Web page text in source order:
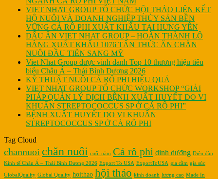
VIET NHAT GROUP TỔ CHỨC HỘI THẢO LIÊN KẾT
HỘ NUÔI VÀ DOANH NGHIỆP THỦY SẢN BỀN
VỮNG CÁ RÔ PHI XUẤT KHẨU TẠI HƯNG YÊN
DẤU ẤN VIET NHAT GROUP – HOÀN THÀNH LÔ
HÀNG XUẤT KHẨU 1076 TẤN THỨC ĂN CHĂN
NUÔI ĐẦU TIÊN SANG MỸ
Viet Nhat Group được vinh danh Top 10 thương hiệu tiêu
biểu Châu Á – Thái Bình Dương 2026
KỸ THUẬT NUÔI CÁ RÔ PHI HIỆU QUẢ
VIET NHAT GROUP TỔ CHỨC WORKSHOP “GIẢI
PHÁP QUẢN LÝ DỊCH BỆNH XUẤT HUYẾT DO VI
KHUẨN STREPTOCOCCUS SP Ở CÁ RÔ PHI”
BỆNH XUẤT HUYẾT DO VI KHUẨN
STREPTOCOCCUS SP Ở CÁ RÔ PHI
Tag Cloud
channuoi chăn nuôi cuối năm Cá rô phi dinh dưỡng Diễn đàn
Kinh tế Châu Á – Thái Bình Dương 2026 Export To USA ExportToUSA gia cầm gia súc
GlobalQuality Global Quality hoithao hội thảo kinh doanh lương cao Made In